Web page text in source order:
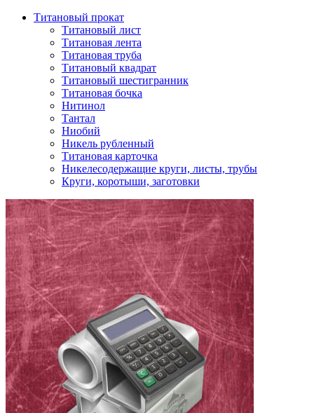
Титановый прокат
Титановый лист
Титановая лента
Титановая труба
Титановый квадрат
Титановый шестигранник
Титановая бочка
Нитинол
Тантал
Ниобий
Никель рубленный
Титановая карточка
Никелесодержащие круги, листы, трубы
Круги, коротыши, заготовки